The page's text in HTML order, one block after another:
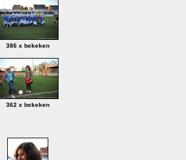
386 x bekeken
362 x bekeken